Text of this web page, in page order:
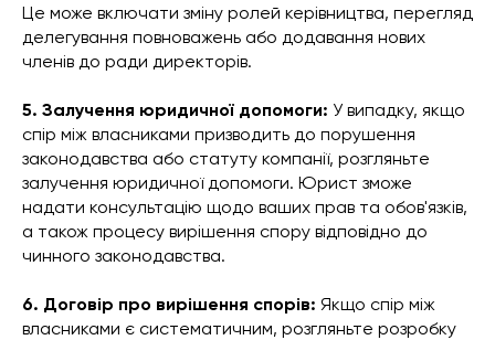
Це може включати зміну ролей керівництва, перегляд
делегування повноважень або додавання нових
членів до ради директорів.
5. Залучення юридичної допомоги: У випадку, якщо
спір між власниками призводить до порушення
законодавства або статуту компанії, розгляньте
залучення юридичної допомоги. Юрист зможе
надати консультацію щодо ваших прав та обов'язків,
а також процесу вирішення спору відповідно до
чинного законодавства.
6. Договір про вирішення спорів: Якщо спір між
власниками є систематичним, розгляньте розробку